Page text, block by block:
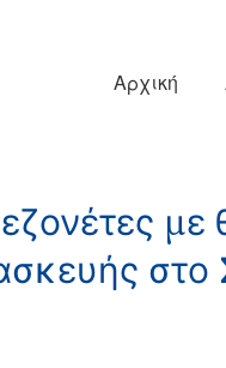
Αρχική
στο